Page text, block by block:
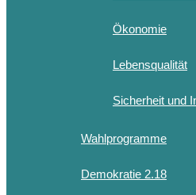
Ökonomie
Lebensqualität
Sicherheit und
Wahlprogramme
Demokratie 2.18